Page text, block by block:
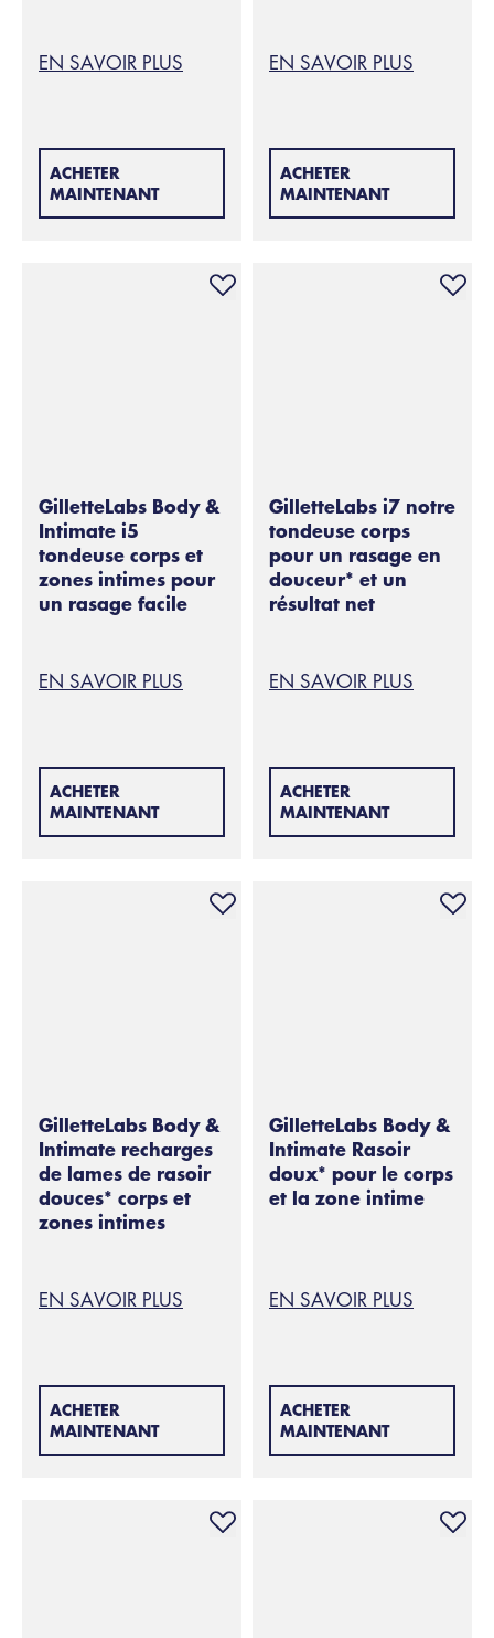
EN SAVOIR PLUS
ACHETER
MAINTENANT
EN SAVOIR PLUS
ACHETER
MAINTENANT
GilletteLabs Body &
Intimate i5
tondeuse corps et
zones intimes pour
un rasage facile
EN SAVOIR PLUS
ACHETER
MAINTENANT
GilletteLabs i7 notre
tondeuse corps
pour un rasage en
douceur* et un
résultat net
EN SAVOIR PLUS
ACHETER
MAINTENANT
GilletteLabs Body &
Intimate recharges
de lames de rasoir
douces* corps et
zones intimes
EN SAVOIR PLUS
ACHETER
MAINTENANT
GilletteLabs Body &
Intimate Rasoir
doux* pour le corps
et la zone intime
EN SAVOIR PLUS
ACHETER
MAINTENANT